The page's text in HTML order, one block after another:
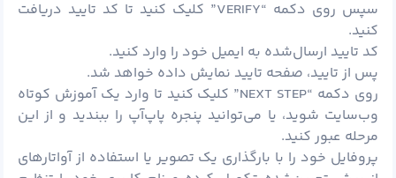
سپس روی دکمه “VERIFY” کلیک کنید تا کد تایید دریافت
کنید.
کد تایید ارسال‌شده به ایمیل خود را وارد کنید.
پس از تایید، صفحه تایید نمایش داده خواهد شد.
روی دکمه “NEXT STEP” کلیک کنید تا وارد یک آموزش کوتاه
وب‌سایت شوید، یا می‌توانید پنجره پاپ‌آپ را ببندید و از این
مرحله عبور کنید.
پروفایل خود را با بارگذاری یک تصویر یا استفاده از آواتارهای